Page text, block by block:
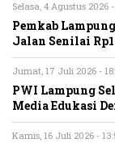
Selasa, 4 Agustus 2026
Pemkab
Jalan Senilai
Jumat, 17 Juli 2026 -
PWI Lampung
Media Edukasi
Kamis, 16 Juli 2026 -